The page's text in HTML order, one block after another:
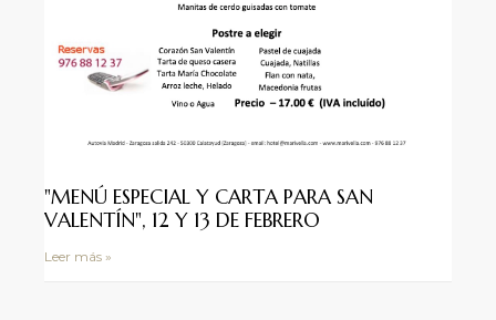
"MENÚ ESPECIAL Y CARTA PARA SAN
VALENTÍN", 12 Y 13 DE FEBRERO
Leer más »